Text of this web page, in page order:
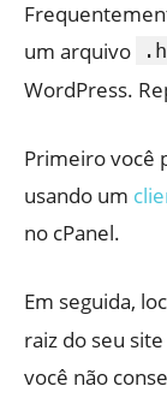
um arquivo
WordPress.
Primeiro você
usando um
no cPanel.
Em seguida,
raiz do seu
você não